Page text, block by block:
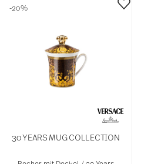
30 YEARS MUG COLLECTION
-20%